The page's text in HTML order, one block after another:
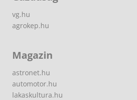
vg.hu
agrokep.hu
Magazin
astronet.hu
automotor.hu
lakaskultura.hu